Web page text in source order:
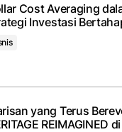
Cost Averaging
Investasi
yang Terus
REIMAGINED